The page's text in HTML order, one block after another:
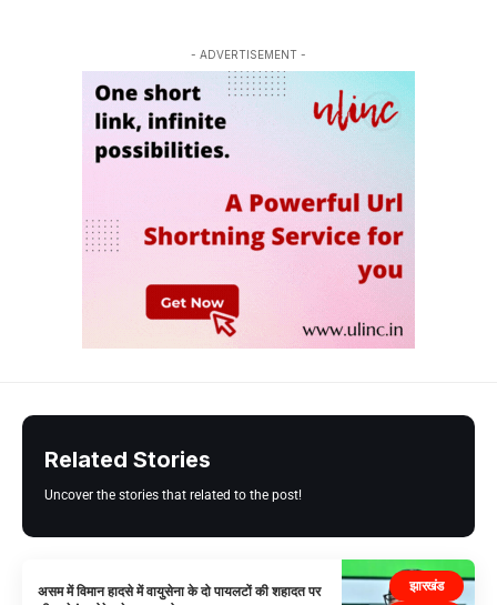
- ADVERTISEMENT -
Related Stories
Uncover the stories that related to the post!
झारखंड
असम में विमान हादसे में वायुसेना के दो पायलटों की शहादत पर